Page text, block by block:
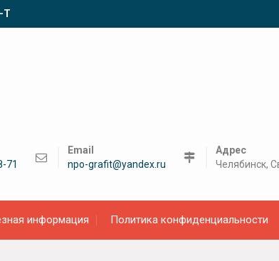
Т
71
Email
npo-grafit@yandex.ru
Адрес
Челябинск,
информация Политика конфиденциальности